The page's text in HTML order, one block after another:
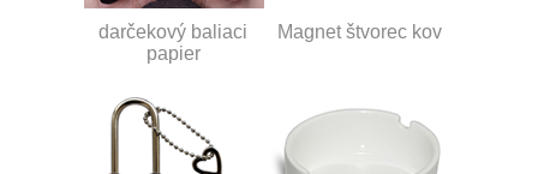
darčekový baliaci
papier
Magnet štvorec kov